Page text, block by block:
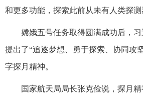
和更多功能，探索此前从未有人类探测
嫦娥五号任务取得圆满成功后，
提出了“追逐梦想、勇于探索、协同攻
字探月精神。
国家航天局局长张克俭说，探月